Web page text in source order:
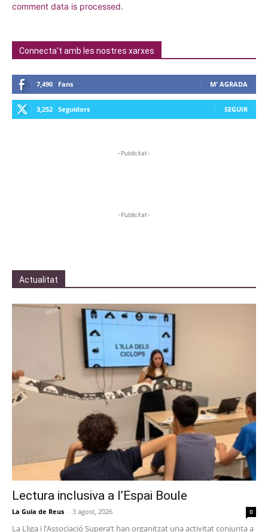
comment data is processed.
Connecta't amb les nostres xarxes
7,490 Fans M' AGRADA
3,252 Seguidors SEGUIR
-Publicitat-
-Publicitat-
Actualitat
Lectura inclusiva a l’Espai Boule
La Guia de Reus - 3 agost, 2026 0
La Lliga i l’Associació Supera’t han organitzat una activitat conjunta a